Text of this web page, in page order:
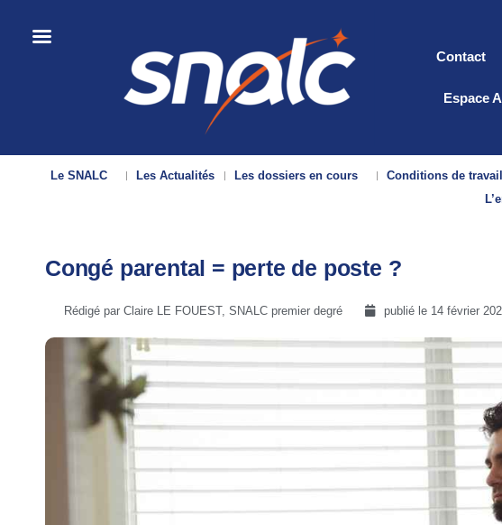
Contact
Espace
Le SNALC Les Actualités Les dossiers en cours Conditions de
Congé parental = perte de poste ?
Rédigé par Claire LE FOUEST, SNALC premier degré publié le 14 février